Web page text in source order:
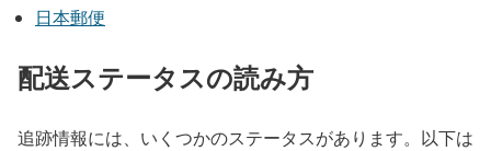
日本郵便
配送ステータスの読み方
追跡情報には、いくつかのステータスがあります。以下は